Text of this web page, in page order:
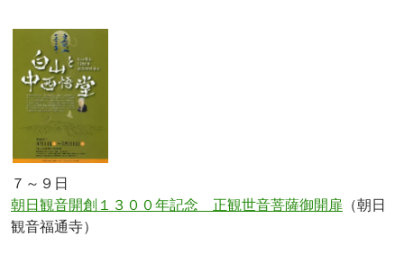
７～９日
朝日観音開創１３００年記念 正観世音菩薩御開扉 （朝日
観音福通寺）